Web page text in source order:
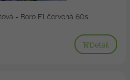
- Boro F1 červená 60s
Detail